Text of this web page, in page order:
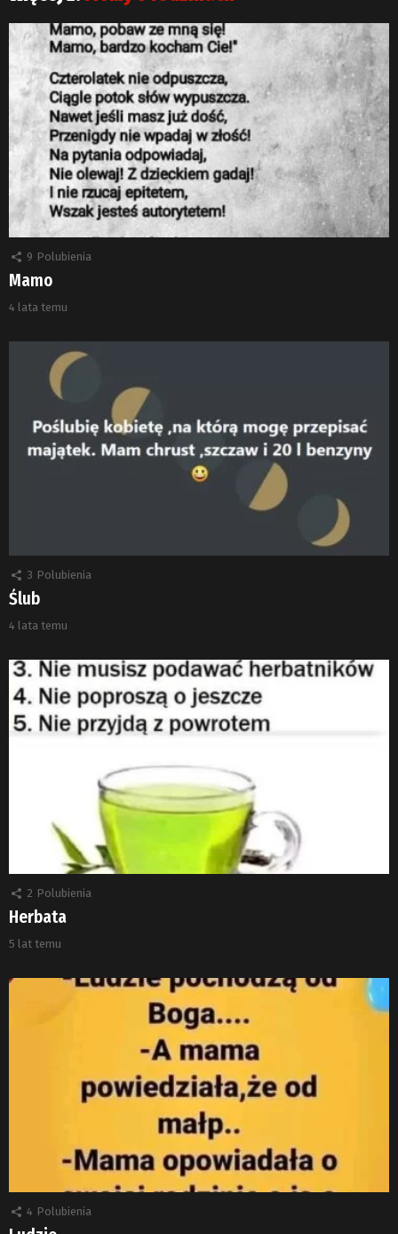
9 Polubienia
Mamo
4 lata temu
3 Polubienia
Ślub
4 lata temu
2 Polubienia
Herbata
5 lat temu
4 Polubienia